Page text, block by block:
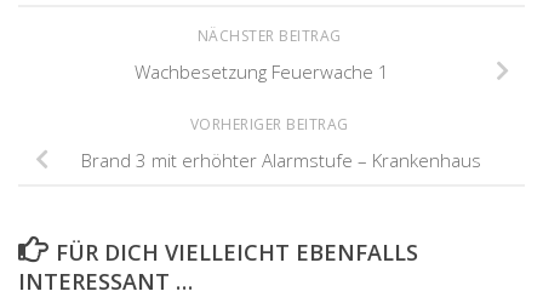
NÄCHSTER BEITRAG
Wachbesetzung Feuerwache 1
VORHERIGER BEITRAG
Brand 3 mit erhöhter Alarmstufe – Krankenhaus
FÜR DICH VIELLEICHT EBENFALLS
INTERESSANT …